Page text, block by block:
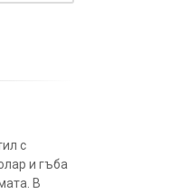
с
и гъба
В